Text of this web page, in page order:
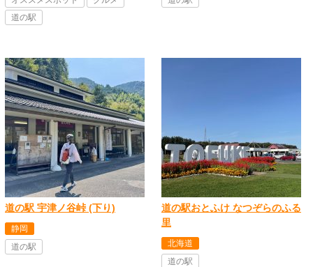
道の駅
道の駅 宇津ノ谷峠 (下り)
静岡
道の駅
道の駅おとふけ なつぞらのふる
里
北海道
道の駅